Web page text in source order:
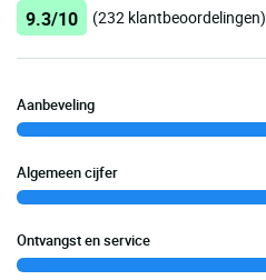
9.3/10 (232 klantbeoordelingen)
Aanbeveling
Algemeen cijfer
Ontvangst en service